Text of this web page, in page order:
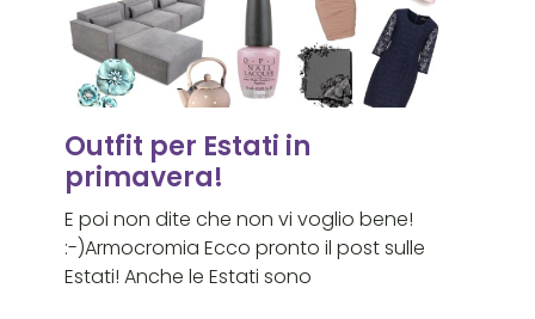
Outfit per Estati in
primavera!
E poi non dite che non vi voglio bene!
:-)Armocromia Ecco pronto il post sulle
Estati! Anche le Estati sono